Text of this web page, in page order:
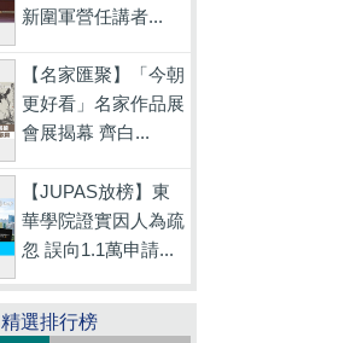
新圍軍營任講者...
【名家匯聚】「今朝
更好看」名家作品展
會展揭幕 齊白...
【JUPAS放榜】東
華學院證實因人為疏
忽 誤向1.1萬申請...
精選排行榜